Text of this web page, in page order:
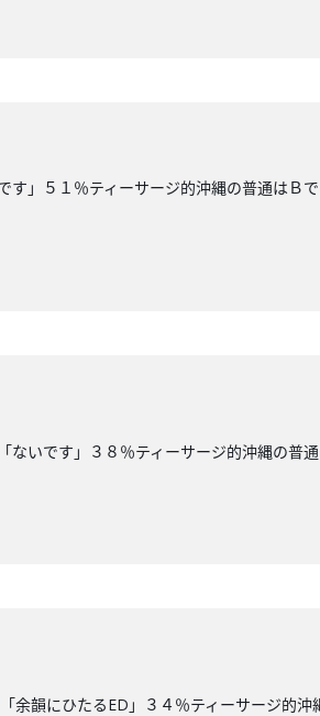
す」５１％ティーサージ的沖縄の普通はＢ
いです」３８％ティーサージ的沖縄の普通
韻にひたるED」３４％ティーサージ的沖